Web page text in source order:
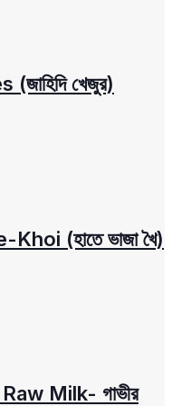
খেজুর)
(হাতে ভাজা খৈ)
Milk- গাভীর